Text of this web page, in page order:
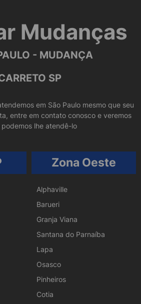
Mudanças
- MUDANÇA
SP
em São Paulo mesmo que seu
entre em contato conosco e veremos
lhe atendê-lo
Zona Oeste
Alphaville
Barueri
Granja Viana
Santana do Parnaíba
Lapa
Osasco
Pinheiros
Cotia